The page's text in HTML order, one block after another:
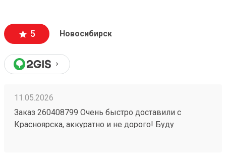
5 Новосибирск
11.05.2026
Заказ 260408799 Очень быстро доставили с
Красноярска, аккуратно и не дорого! Буду